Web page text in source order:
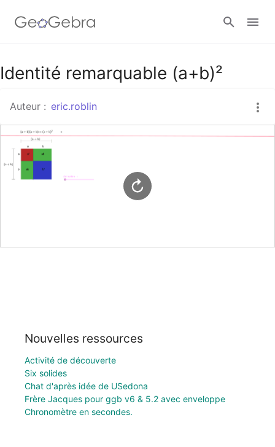
Google Classroom
Classe GeoGebra
Identité remarquable (a+b)²
Auteur : eric.roblin
Nouvelles ressources
Activité de découverte
Six solides
Chat d'après idée de USedona
Frère Jacques pour ggb v6 & 5.2 avec enveloppe
Chronomètre en secondes.